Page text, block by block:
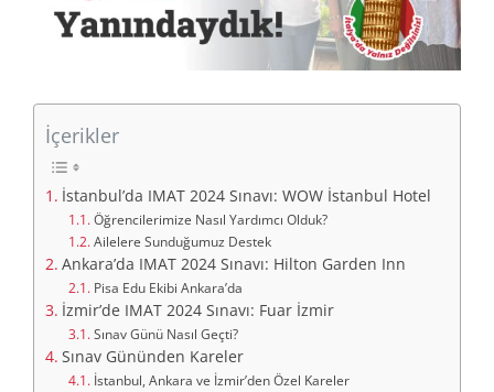
İçerikler
İstanbul’da IMAT 2024 Sınavı: WOW İstanbul Hotel
Öğrencilerimize Nasıl Yardımcı Olduk?
Ailelere Sunduğumuz Destek
Ankara’da IMAT 2024 Sınavı: Hilton Garden Inn
Pisa Edu Ekibi Ankara’da
İzmir’de IMAT 2024 Sınavı: Fuar İzmir
Sınav Günü Nasıl Geçti?
Sınav Gününden Kareler
İstanbul, Ankara ve İzmir’den Özel Kareler